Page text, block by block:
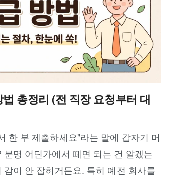
총정리 (전 직장 요청부터 대
한 부 제출하세요"라는 말에 갑자기 머
명 어딘가에서 떼면 되는 건 알겠는
이 안 잡히거든요. 특히 예전 회사를